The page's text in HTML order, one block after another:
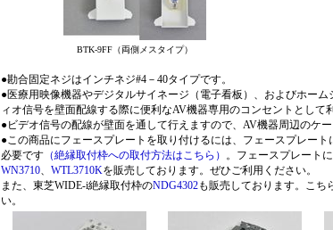
BTK-9FF（両側メスタイプ）
●勘合固定ネジはインチネジ#4－40タイプです。
●医療用映像機器やデジタルサイネージ（電子看板）、およびホー
ィオ信号を壁面配線する際に便利なAV機器専用のコンセントとして
●ビデオ信号の配線が壁面を通して行えますので、AV機器周辺のケ
●この商品にフェースプレートを取り付けるには、フェースプレート
必要です （絶縁取付枠への取付方法はこちら） 。フェースプレート
WN3710
WTL3710Kを販売しております。ぜひご利用ください。
また、東芝WIDE-i絶縁取付枠のNDG4302も販売しております。こち
い